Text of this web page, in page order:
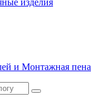
и Монтажная пена